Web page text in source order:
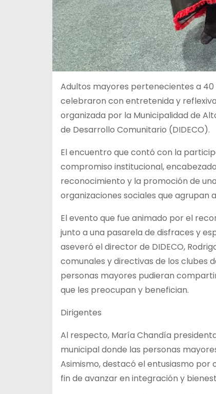
Adultos mayores pertenecientes a
celebraron con entretenida y
organizada por la Municipalidad de
de Desarrollo Comunitario (DIDECO).
El encuentro que contó con la
compromiso institucional,
reconocimiento y la promoción de
organizaciones sociales que agrupan
El evento que fue animado por el
junto a una pasarela de disfraces y
aseveró el director de DIDECO,
comunales y directivas de los clubes
personas mayores pudieran
que les preocupan y benefician.
Dirigentes
Al respecto, María Chandía
municipal donde las personas
Asimismo, destacó el entusiasmo
fin de avanzar en integración y